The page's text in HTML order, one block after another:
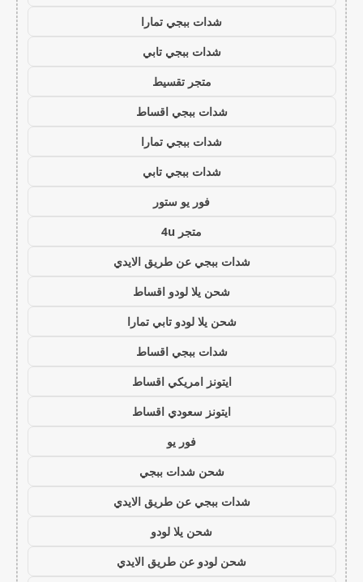
شدات ببجي تمارا
شدات ببجي تابي
متجر تقسيط
شدات ببجي اقساط
شدات ببجي تمارا
شدات ببجي تابي
فور يو ستور
متجر 4u
شدات ببجي عن طريق الايدي
شحن يلا لودو اقساط
شحن يلا لودو تابي تمارا
شدات ببجي اقساط
ايتونز امريكي اقساط
ايتونز سعودي اقساط
فور يو
شحن شدات ببجي
شدات ببجي عن طريق الايدي
شحن يلا لودو
شحن لودو عن طريق الايدي